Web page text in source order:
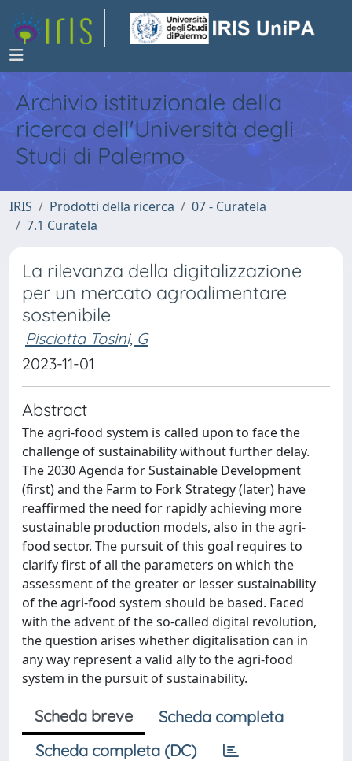
Archivio istituzionale della
ricerca dell'Università degli
Studi di Palermo
IRIS Prodotti della ricerca
07 - Curatela
7.1 Curatela
La rilevanza della digitalizzazione
per un mercato agroalimentare
sostenibile
Pisciotta Tosini, G
2023-11-01
Abstract
The agri-food system is called upon to face the
challenge of sustainability without further delay.
The 2030 Agenda for Sustainable Development
(first) and the Farm to Fork Strategy (later) have
reaffirmed the need for rapidly achieving more
sustainable production models, also in the agri-
food sector. The pursuit of this goal requires to
clarify first of all the parameters on which the
assessment of the greater or lesser sustainability
of the agri-food system should be based. Faced
with the advent of the so-called digital revolution,
the question arises whether digitalisation can in
any way represent a valid ally to the agri-food
system in the pursuit of sustainability.
Scheda breve
Scheda completa
Scheda completa (DC)